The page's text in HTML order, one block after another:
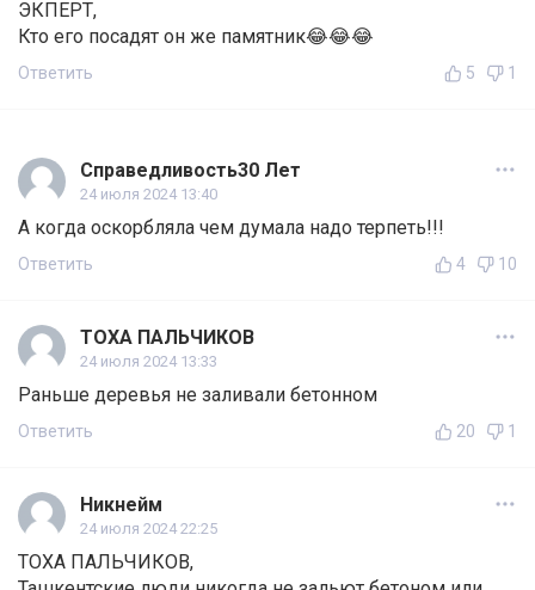
ЭКПЕРТ,
Кто его посадят он же памятник😂😂😂
Ответить 5 1
Справедливость30 Лет
24 июля 2024 13:40
А когда оскорбляла чем думала надо терпеть!!!
Ответить 4 10
ТОХА ПАЛЬЧИКОВ
24 июля 2024 13:33
Раньше деревья не заливали бетонном
Ответить 20 1
Никнейм
24 июля 2024 22:25
ТОХА ПАЛЬЧИКОВ,